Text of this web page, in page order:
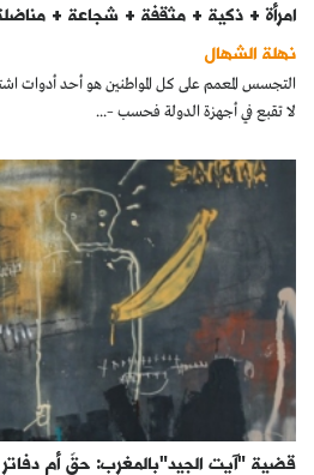
امرأة + ذكية + مثقفة + شجاعة +
نهلة الشهال
التجسس المعمم على كل المواطنين هو أحد أدوات
لا تقبع في أجهزة الدولة فحسب –...
قضية "آيت الجيد"بالمغرب: حقٌ أم دفاتر